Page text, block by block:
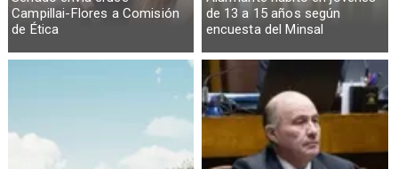
Campillai-Flores a Comisión
de Ética
de 13 a 15 años según
encuesta del Minsal